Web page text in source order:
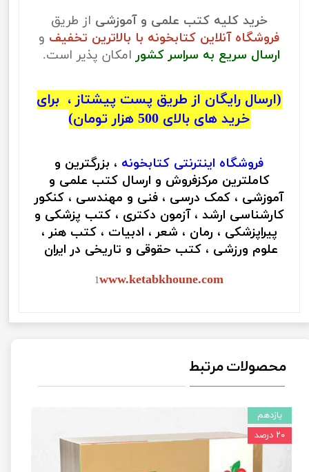
خرید کلیه کتب علمی و آموزشی از طریق
فروشگاه آنلاین کتابخونه با بالاترین تخفیف و
ارسال سریع به سراسر کشور امکان پذیر است.
(ارسال رایگان از طریق پست پیشتاز ، برای
خرید های بالای 500 هزار تومان)
فروشگاه اینترنتی کتابخونه ، بزرگترین و
کاملترین مرکزفروش و ارسال کتب علمی و
آموزشی ، کمک درسی ، فنی و مهندسی ، کنکور
کارشناسی ارشد ، آزمون دکتری ، کتب پزشکی و
پیراپزشکی ، رمان ، شعر ، ادبیات ، کتب هنر ،
علوم ورزشی ، کتب حقوقی و تاریخی در ایران
1www.ketabkhoune.com
محصولات مرتبط
یازدهم
۲۰ درصد